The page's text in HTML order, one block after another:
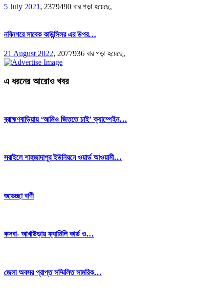
5 July 2021 , 2379490 বার পড়া হয়েছে,
নবিনগরে সাবেক কাউন্সিলর এর উপর…
21 August 2022, 2077936 বার পড়া হয়েছে,
এ ধরনের আরোও খবর
ব্রাহ্মণবাড়িয়ায় ‘আমিও জিততে চাই’ ক্যাম্পেইন…
সরাইলে শাহজাদাপুর ইউনিয়নে ওয়ার্ড আওয়ামী…
শুভেচ্ছা বাণী
কসবা- আখাউড়ায় ফ্যামিলি কার্ড ও…
জেলা অবসর প্রাপ্ত সম্মিলিত সামরিক…